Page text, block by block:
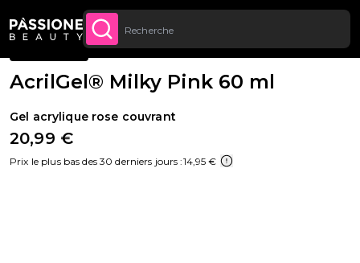
Livraison gratuite sur toutes les commandes à
partir de 70 €.
CONTENU
Fil d'Ariane
Reconstruction de l'ongle
AcrilGel® Milky Pink 60 ml
Gel acrylique rose couvrant
20,99 €
Prix le plus bas des 30 derniers jours :14,95 €